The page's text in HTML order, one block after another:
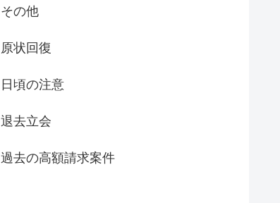
その他
原状回復
日頃の注意
退去立会
過去の高額請求案件